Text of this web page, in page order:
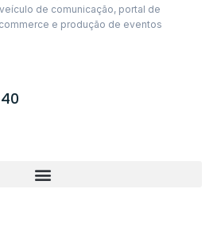
de comunicação, portal de
e produção de eventos